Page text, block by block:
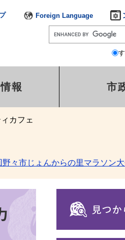
Foreign Language
報 市
カフェ
野々市じょんからの里マラソン